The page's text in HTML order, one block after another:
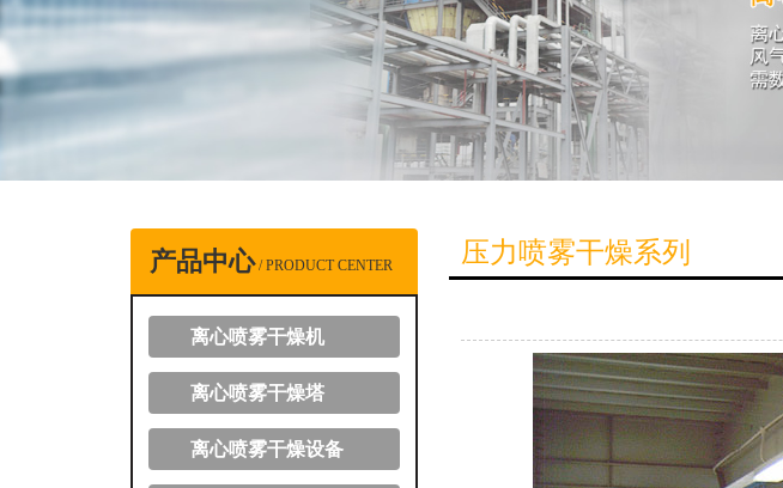
产品中心/ PRODUCT CENTER
离心喷雾干燥机
离心喷雾干燥塔
离心喷雾干燥设备
压力喷雾干燥系列